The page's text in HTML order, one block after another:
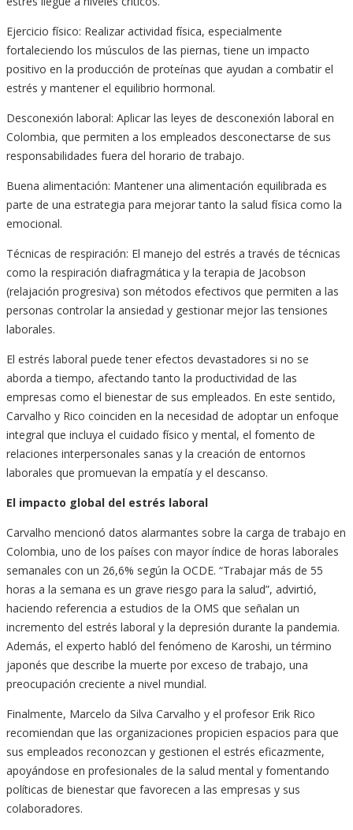
Ejercicio físico: Realizar actividad física, especialmente
fortaleciendo los músculos de las piernas, tiene un impacto
positivo en la producción de proteínas que ayudan a combatir el
estrés y mantener el equilibrio hormonal.
Desconexión laboral: Aplicar las leyes de desconexión laboral en
Colombia, que permiten a los empleados desconectarse de sus
responsabilidades fuera del horario de trabajo.
Buena alimentación: Mantener una alimentación equilibrada es
parte de una estrategia para mejorar tanto la salud física como la
emocional.
Técnicas de respiración: El manejo del estrés a través de técnicas
como la respiración diafragmática y la terapia de Jacobson
(relajación progresiva) son métodos efectivos que permiten a las
personas controlar la ansiedad y gestionar mejor las tensiones
laborales.
El estrés laboral puede tener efectos devastadores si no se
aborda a tiempo, afectando tanto la productividad de las
empresas como el bienestar de sus empleados. En este sentido,
Carvalho y Rico coinciden en la necesidad de adoptar un enfoque
integral que incluya el cuidado físico y mental, el fomento de
relaciones interpersonales sanas y la creación de entornos
laborales que promuevan la empatía y el descanso.
El impacto global del estrés laboral
Carvalho mencionó datos alarmantes sobre la carga de trabajo en
Colombia, uno de los países con mayor índice de horas laborales
semanales con un 26,6% según la OCDE. “Trabajar más de 55
horas a la semana es un grave riesgo para la salud”, advirtió,
haciendo referencia a estudios de la OMS que señalan un
incremento del estrés laboral y la depresión durante la pandemia.
Además, el experto habló del fenómeno de Karoshi, un término
japonés que describe la muerte por exceso de trabajo, una
preocupación creciente a nivel mundial.
Finalmente, Marcelo da Silva Carvalho y el profesor Erik Rico
recomiendan que las organizaciones propicien espacios para que
sus empleados reconozcan y gestionen el estrés eficazmente,
apoyándose en profesionales de la salud mental y fomentando
políticas de bienestar que favorecen a las empresas y sus
colaboradores.